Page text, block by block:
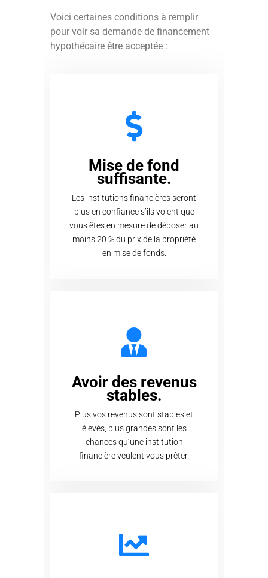
Voici certaines conditions à remplir
pour voir sa demande de financement
hypothécaire être acceptée :
Mise de fond
suffisante.
Les institutions financières seront
plus en confiance s’ils voient que
vous êtes en mesure de déposer au
moins 20 % du prix de la propriété
en mise de fonds.
Avoir des revenus
stables.
Plus vos revenus sont stables et
élevés, plus grandes sont les
chances qu’une institution
financière veulent vous prêter.